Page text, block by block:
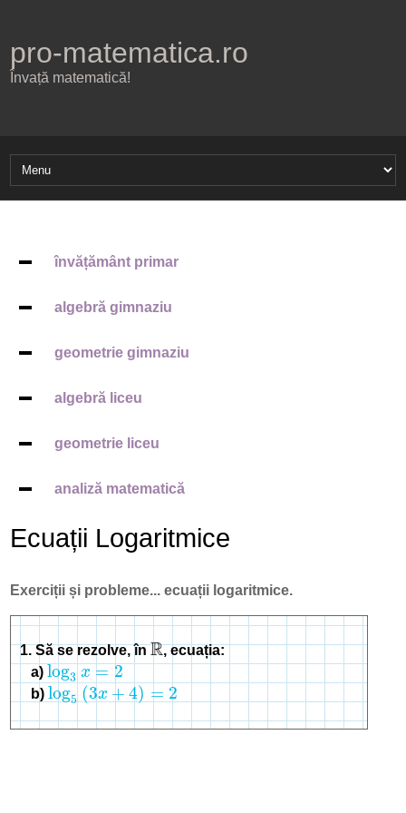
pro-matematica.ro
Învață matematică!
învățământ primar
algebră gimnaziu
geometrie gimnaziu
algebră liceu
geometrie liceu
analiză matematică
Ecuații Logaritmice
Exerciții și probleme... ecuații logaritmice.
1. Să se rezolve, înR
R, ecuația:
a) log3 x = 2
log3 x= 2
b) log5 (3x + 4) = 2
log5 3 x+4)= 2